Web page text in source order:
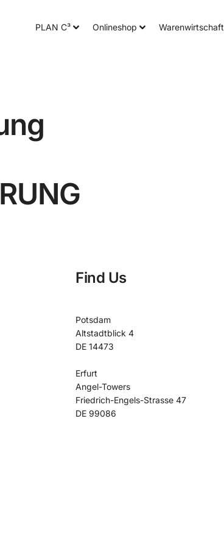
PLAN C³ Onlineshop Warenwirtschaft
Find Us
Potsdam
Altstadtblick 4
DE 14473
Erfurt
Angel-Towers
Friedrich-Engels-Strasse 47
DE 99086